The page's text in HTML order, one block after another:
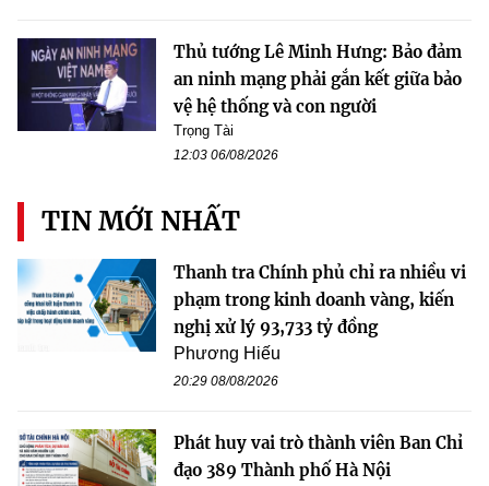
Thủ tướng Lê Minh Hưng: Bảo đảm
an ninh mạng phải gắn kết giữa bảo
vệ hệ thống và con người
Trọng Tài
12:03 06/08/2026
TIN MỚI NHẤT
Thanh tra Chính phủ chỉ ra nhiều vi
phạm trong kinh doanh vàng, kiến
nghị xử lý 93,733 tỷ đồng
Phương Hiếu
20:29 08/08/2026
Phát huy vai trò thành viên Ban Chỉ
đạo 389 Thành phố Hà Nội